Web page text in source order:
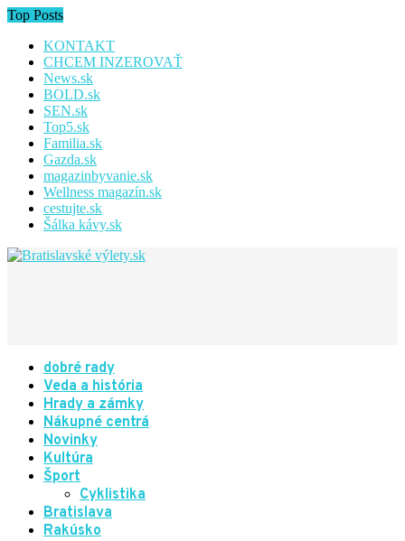
Top Posts
KONTAKT
CHCEM INZEROVAŤ
News.sk
BOLD.sk
SEN.sk
Top5.sk
Familia.sk
Gazda.sk
magazinbyvanie.sk
Wellness magazín.sk
cestujte.sk
Šálka kávy.sk
dobré rady
Veda a história
Hrady a zámky
Nákupné centrá
Novinky
Kultúra
Šport
Cyklistika
Bratislava
Rakúsko